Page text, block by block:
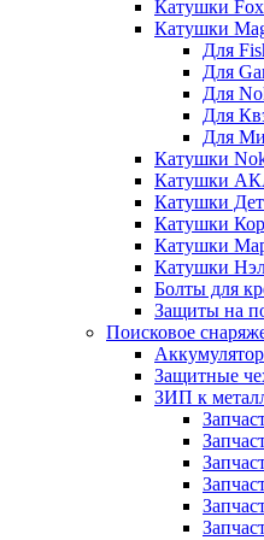
Катушки
Катушки
Для
Для
Для
Для
Для
Катушки
Катушки
Катушки
Катушки
Катушки
Катушки
Болты для
Защиты на
Поисковое
Защитные
ЗИП к